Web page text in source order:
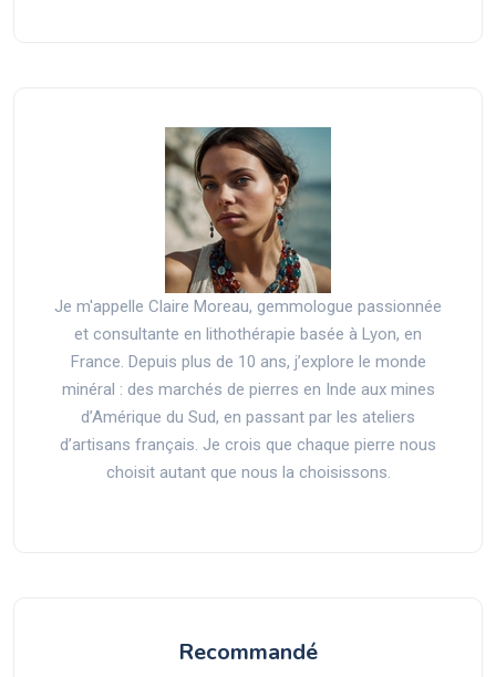
Je m'appelle Claire Moreau, gemmologue passionnée
et consultante en lithothérapie basée à Lyon, en
France. Depuis plus de 10 ans, j’explore le monde
minéral : des marchés de pierres en Inde aux mines
d’Amérique du Sud, en passant par les ateliers
d’artisans français. Je crois que chaque pierre nous
choisit autant que nous la choisissons.
Recommandé